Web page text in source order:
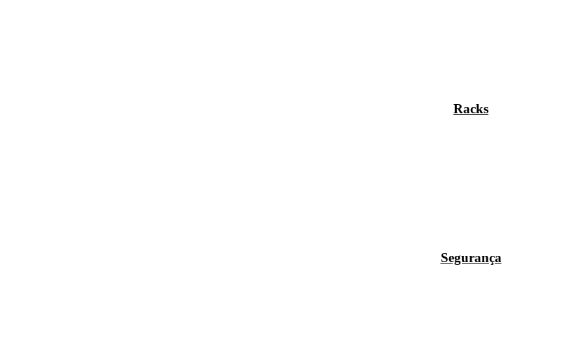
Racks
Segurança